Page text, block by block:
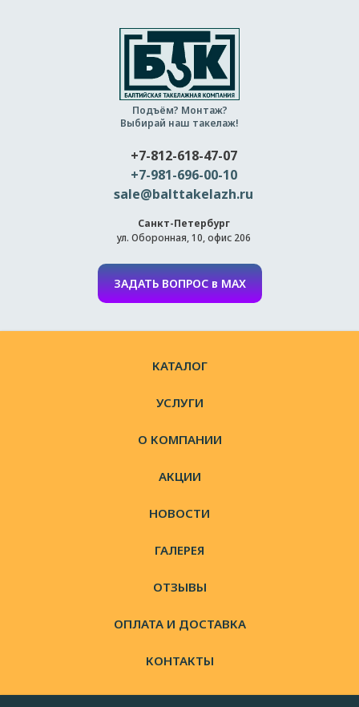
Подъём? Монтаж?
Выбирай наш такелаж!
+7-812-618-47-07
+7-981-696-00-10
sale@balttakelazh.ru
Санкт-Петербург
ул. Оборонная, 10, офис 206
ЗАДАТЬ ВОПРОС в MAX
КАТАЛОГ
УСЛУГИ
О КОМПАНИИ
АКЦИИ
НОВОСТИ
ГАЛЕРЕЯ
ОТЗЫВЫ
ОПЛАТА И ДОСТАВКА
КОНТАКТЫ